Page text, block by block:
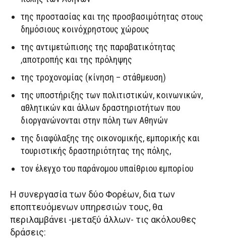
της προστασίας και της προσβασιμότητας στους
δημόσιους κοινόχρηστους χώρους
της αντιμετώπισης της παραβατικότητας
,αποτροπής και της πρόληψης
της τροχονομίας (κίνηση – στάθμευση)
της υποστήριξης των πολιτιστικών, κοινωνικών,
αθλητικών και άλλων δραστηριοτήτων που
διοργανώνονται στην πόλη των Αθηνών
της διαφύλαξης της οικονομικής, εμπορικής και
τουριστικής δραστηριότητας της πόλης,
τον έλεγχο του παράνομου υπαίθριου εμπορίου
Η συνεργασία των δύο Φορέων, δια των
εποπτευόμενων υπηρεσιών τους, θα
περιλαμβάνει -μεταξύ άλλων- τις ακόλουθες
δράσεις: